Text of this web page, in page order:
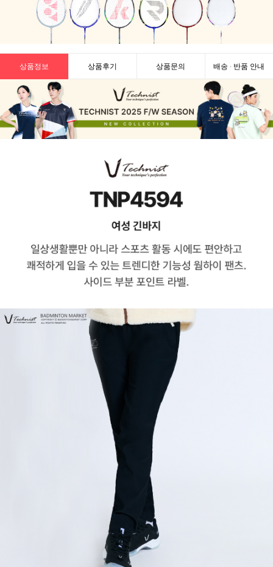
상품정보 상품후기 상품문의 배송 · 반품 안내